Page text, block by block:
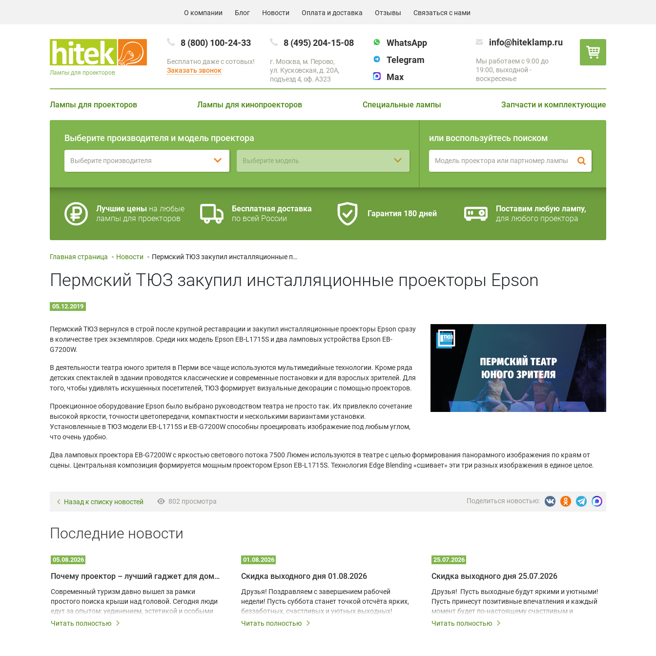
О компании Блог Новости Оплата и доставка Отзывы Связаться с нами
8 (800) 100-24-33
Бесплатно даже с сотовых!
Заказать звонок
8 (495) 204-15-08
г. Москва, м. Перово,
ул. Кусковская, д. 20А,
подъезд 4, оф. A323
WhatsApp
Telegram
Max
info@hiteklamp.ru
Мы работаем с 9:00 до
19:00, выходной -
воскресенье
Лампы для проекторов
Лампы для проекторов Лампы для кинопроекторов Специальные лампы Запчасти и комплектующие
Выберите производителя и модель проектора
Выберите производителя Выберите модель
или воспользуйтесь поиском
Лучшие цены на любые
лампы для проекторов
Бесплатная доставка
по всей России
Гарантия 180 дней
Поставим любую лампу,
для любого проектора
Главная страница - Новости - Пермский ТЮЗ закупил инсталляционные проекторы Epson
Пермский ТЮЗ закупил инсталляционные проекторы Epson
05.12.2019
Пермский ТЮЗ вернулся в строй после крупной реставрации и закупил инсталляционные проекторы Epson сразу
в количестве трех экземпляров. Среди них модель Epson EB-L1715S и два ламповых устройства Epson EB-
G7200W.
В деятельности театра юного зрителя в Перми все чаще используются мультимедийные технологии. Кроме ряда
детских спектаклей в здании проводятся классические и современные постановки и для взрослых зрителей. Для
того, чтобы удивлять искушенных посетителей, ТЮЗ формирует визуальные декорации с помощью проекторов.
Проекционное оборудование Epson было выбрано руководством театра не просто так. Их привлекло сочетание
высокой яркости, точности цветопередачи, компактности и несколькими вариантами установки.
Установленные в ТЮЗ модели EB-L1715S и EB-G7200W способны проецировать изображение под любым углом,
что очень удобно.
Два ламповых проектора EB-G7200W с яркостью светового потока 7500 Люмен используются в театре с целью формирования панорамного изображения по краям от
сцены. Центральная композиция формируется мощным проектором Epson EB-L1715S. Технология Edge Blending «сшивает» эти три разных изображения в единое целое.
Назад к списку новостей 802 просмотра Поделиться новостью:
Последние новости
05.08.2026
Почему проектор – лучший гаджет для домика в глэмпинге
Современный туризм давно вышел за рамки
простого поиска крыши над головой. Сегодня люди
едут за опытом: уединением, эстетикой и особыми
ощущениями. Владельцы A-frame домов,
Читать полностью
01.08.2026
Скидка выходного дня 01.08.2026
Друзья! Поздравляем с завершением рабочей
недели! Пусть суббота станет точкой отсчёта ярких,
беззаботных, счастливых и уютных выходных!
Читать полностью
25.07.2026
Скидка выходного дня 25.07.2026
Друзья! Пусть выходные будут яркими и уютными!
Пусть принесут позитивные впечатления и каждый
момент будет по-настоящему счастливым и
запоминающимся!
Читать полностью